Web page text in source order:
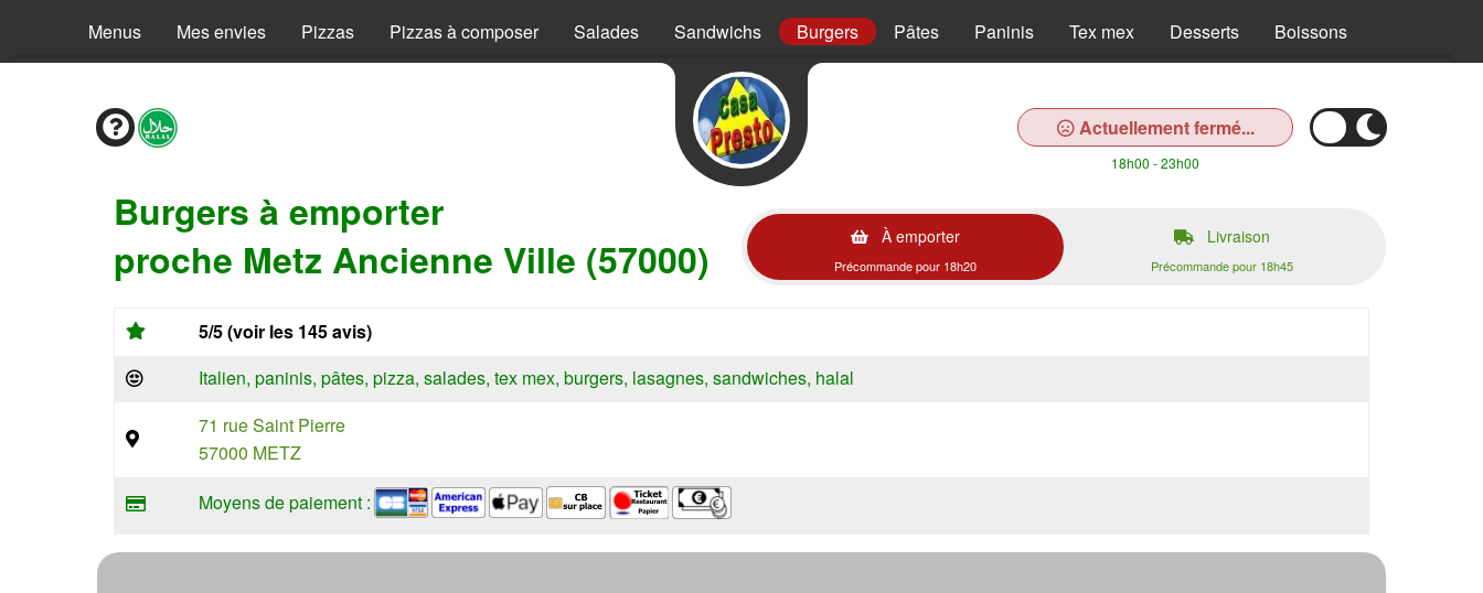
Menus Mes envies Pizzas Pizzas à composer Salades Sandwichs Burgers Pâtes Paninis Tex mex Desserts Boissons
Actuellement fermé...
18h00 - 23h00
Burgers à emporter
proche Metz Ancienne Ville (57000)
À emporter
Précommande pour 18h20
Livraison
Précommande pour 18h45
5/5 (voir les 145 avis)
Italien, paninis, pâtes, pizza, salades, tex mex, burgers, lasagnes, sandwiches, halal
71 rue Saint Pierre
57000 METZ
Moyens de paiement :